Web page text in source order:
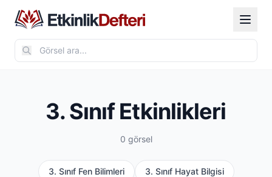
3. Sınıf Etkinlikleri
0 görsel
3. Sınıf Fen Bilimleri 3. Sınıf Hayat Bilgisi